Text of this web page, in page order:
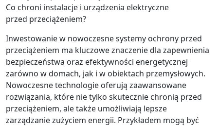
Co chroni instalacje i urządzenia elektryczne
przed przeciążeniem?
Inwestowanie w nowoczesne systemy ochrony przed
przeciążeniem ma kluczowe znaczenie dla zapewnienia
bezpieczeństwa oraz efektywności energetycznej
zarówno w domach, jak i w obiektach przemysłowych.
Nowoczesne technologie oferują zaawansowane
rozwiązania, które nie tylko skutecznie chronią przed
przeciążeniem, ale także umożliwiają lepsze
zarządzanie zużyciem energii. Przykładem mogą być